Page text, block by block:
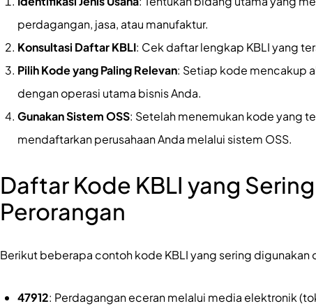
perdagangan, jasa, atau manufaktur.
Konsultasi Daftar KBLI: Cek daftar lengkap KBLI yang
Pilih Kode yang Paling Relevan: Setiap kode mencakup
dengan operasi utama bisnis Anda.
Gunakan Sistem OSS: Setelah menemukan kode yang
mendaftarkan perusahaan Anda melalui sistem OSS.
Daftar Kode KBLI yang
Perorangan
Berikut beberapa contoh kode KBLI yang sering digunakan
47912: Perdagangan eceran melalui media elektronik